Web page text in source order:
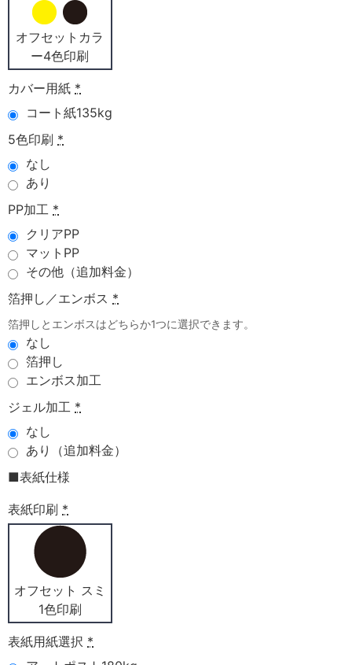
オフセットカラ
ー4色印刷
カバー用紙 *
コート紙135kg
5色印刷 *
なし
あり
PP加工 *
クリアPP
マットPP
その他（追加料金）
箔押し／エンボス *
箔押しとエンボスはどちらか1つに選択できます。
なし
箔押し
エンボス加工
ジェル加工 *
なし
あり（追加料金）
■表紙仕様
表紙印刷 *
オフセット スミ
1色印刷
表紙用紙選択 *